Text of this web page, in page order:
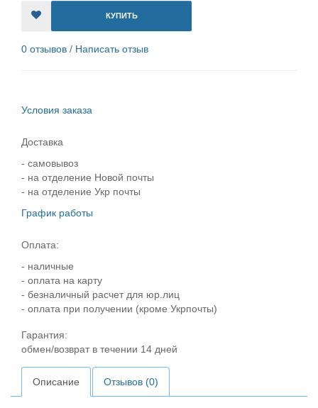
КУПИТЬ
0 отзывов / Написать отзыв
Условия заказа
Доставка
- самовывоз
- на отделение Новой почты
- на отделение Укр почты
График работы
Оплата:
- наличные
- оплата на карту
- безналичный расчет для юр.лиц
- оплата при получении (кроме Укрпочты)
Гарантия:
обмен/возврат в течении 14 дней
Описание Отзывов (0)